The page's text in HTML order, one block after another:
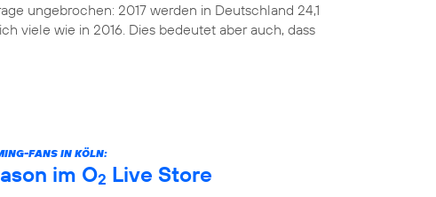
ungebrochen: 2017 werden in Deutschland 24,1
viele wie in 2016. Dies bedeutet aber auch, dass
FANS IN KÖLN:
im O2 Live Store